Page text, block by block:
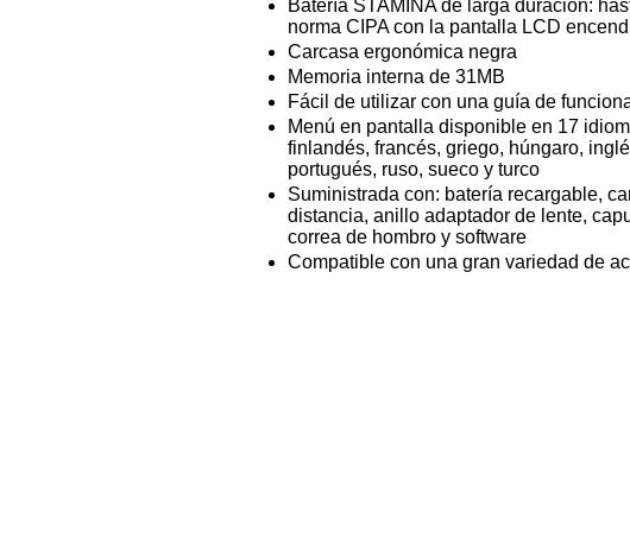
Batería STAMINA de larga duración:
norma CIPA con la pantalla LCD
Carcasa ergonómica negra
Memoria interna de 31MB
Fácil de utilizar con una guía de
Menú en pantalla disponible en 17
finlandés, francés, griego, húngaro,
portugués, ruso, sueco y turco
Suministrada con: batería recargable,
distancia, anillo adaptador de lente,
correa de hombro y software
Compatible con una gran variedad de